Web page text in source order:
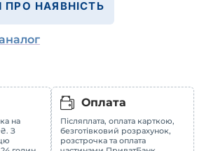
НАЯВНІСТЬ
на
₴. З
Оплата
Післяплата, оплата карткою,
безготівковий розрахунок,
розстрочка та оплата